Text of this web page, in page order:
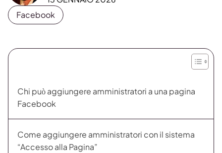
Facebook
Chi può aggiungere amministratori a una pagina
Facebook
Come aggiungere amministratori con il sistema
“Accesso alla Pagina”